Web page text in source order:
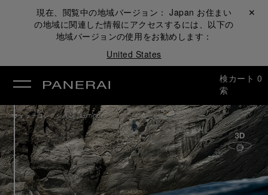
現在、閲覧中の地域バージョン： Japan お住まい
の地域に関連した情報にアクセスするには、以下の
地域バージョンの使用をお勧めします：
United States
閉じる ✕
検
索
カート 0
ウォッチコレクション /Luminor